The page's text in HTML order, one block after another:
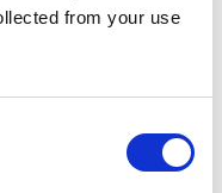
from your use